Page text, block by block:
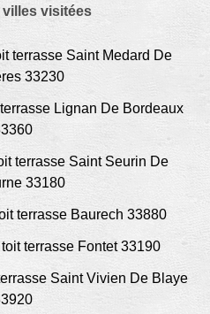
villes visitées
terrasse Saint Medard De
33230
Lignan De Bordeaux
terrasse Saint Seurin De
33180
terrasse Baurech 33880
terrasse Fontet 33190
Saint Vivien De Blaye